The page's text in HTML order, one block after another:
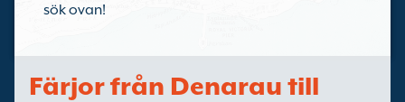
sök ovan!
Färjor från Denarau till